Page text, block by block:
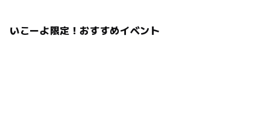
いこーよ限定！おすすめイベント